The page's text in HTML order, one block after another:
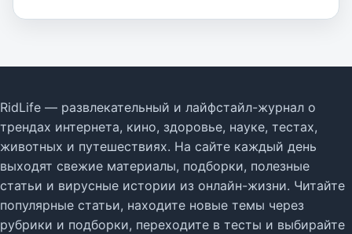
RidLife — развлекательный и лайфстайл-журнал о
трендах интернета, кино, здоровье, науке, тестах,
животных и путешествиях. На сайте каждый день
выходят свежие материалы, подборки, полезные
статьи и вирусные истории из онлайн-жизни. Читайте
популярные статьи, находите новые темы через
рубрики и подборки, переходите в тесты и выбирайте